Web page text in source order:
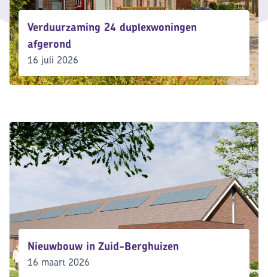
Verduurzaming 24 duplexwoningen
afgerond
16 juli 2026
Nieuwbouw in Zuid-Berghuizen
16 maart 2026